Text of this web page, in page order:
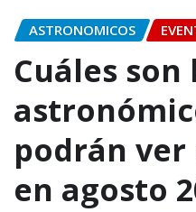
ASTRONOMICOS
Cuáles
podrán
en agosto